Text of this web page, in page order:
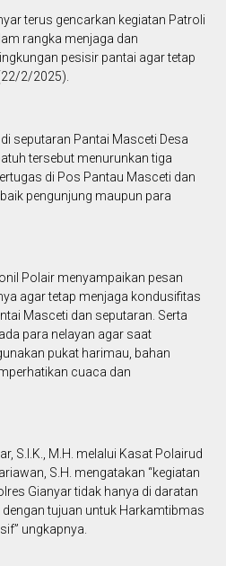
terus gencarkan kegiatan Patroli
rangka menjaga dan
pesisir pantai agar tetap
2/2025).
seputaran Pantai Masceti Desa
tersebut menurunkan tiga
di Pos Pantau Masceti dan
pengunjung maupun para
Polair menyampaikan pesan
agar tetap menjaga kondusifitas
Masceti dan seputaran. Serta
para nelayan agar saat
pukat harimau, bahan
cuaca dan
S.I.K., M.H. melalui Kasat Polairud
S.H. mengatakan “kegiatan
Gianyar tidak hanya di daratan
tujuan untuk Harkamtibmas
ungkapnya.